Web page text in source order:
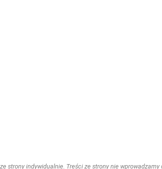
strony indywidualnie. Treści ze strony nie